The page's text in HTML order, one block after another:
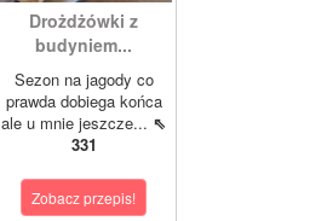
Drożdżówki z
budyniem...
Sezon na jagody co
prawda dobiega końca
ale u mnie jeszcze... ⇖
331
Zobacz przepis!